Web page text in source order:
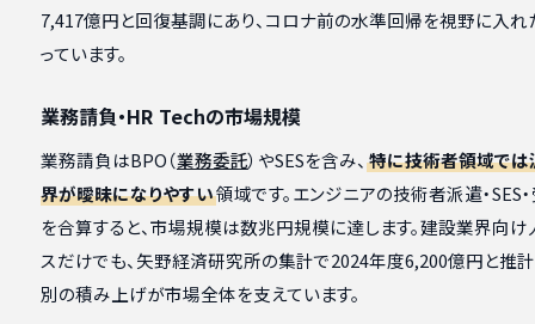
7,417億円と回復基調にあり、コロナ前の水準回帰を視野に入
っています。
業務請負・HR Techの市場規模
業務請負はBPO（業務委託）やSESを含み、 特に技術者領域では
界が曖昧になりやすい領域です。エンジニアの技術者派遣・SES
を合算すると、市場規模は数兆円規模に達します。建設業界向
スだけでも、矢野経済研究所の集計で2024年度6,200億円と推計
別の積み上げが市場全体を支えています。